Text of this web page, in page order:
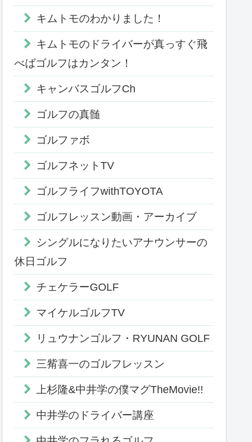
キムトモのわかりました！
キムトモのドライバーが真っすぐ飛
べばゴルフはカンタン！
キャンバスゴルフCh
ゴルフの真髄
ゴルファボ
ゴルフネットTV
ゴルフライフwithTOYOTA
ゴルフレッスン動画・アーカイブ
シングルになりたいアナウンサーの
休日ゴルフ
チェケラーGOLF
マイケルゴルフTV
リュウナンゴルフ・RYUNAN GOLF
三觜喜一のゴルフレッスン
上杉隆&中井学の僕マグTheMovie!!
中井学のドライバー講座